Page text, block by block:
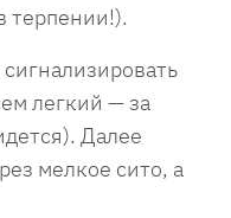
терпении!).
легкий — за
Далее
мелкое сито, а